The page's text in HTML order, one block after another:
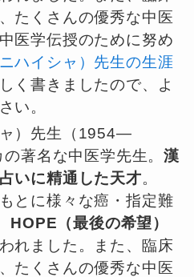
たくさんの優秀な中医
医学伝授のために努め
ハイシャ）先生の生涯
く書きましたので、よ
い。
）先生（1954—
著名な中医学先生。漢
いに精通した天才。
もとに様々な癌・指定難
（最後の希望）
れました。また、臨床
たくさんの優秀な中医